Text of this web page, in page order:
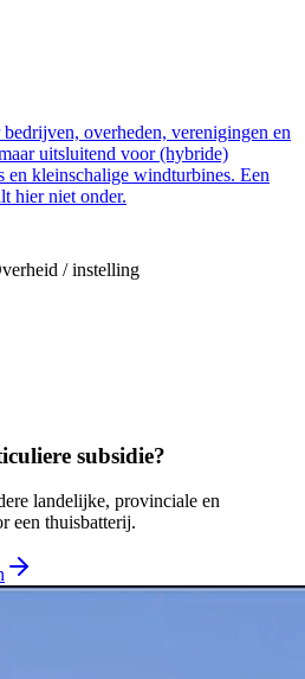
overheden, verenigingen en
uitsluitend voor (hybride)
en kleinschalige windturbines. Een
hier niet onder.
/ instelling
subsidie?
landelijke, provinciale en
een thuisbatterij.